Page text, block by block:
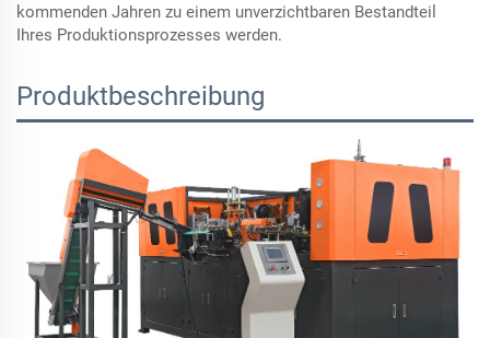
kommenden Jahren zu einem unverzichtbaren Bestandteil
Ihres Produktionsprozesses werden.
Produktbeschreibung